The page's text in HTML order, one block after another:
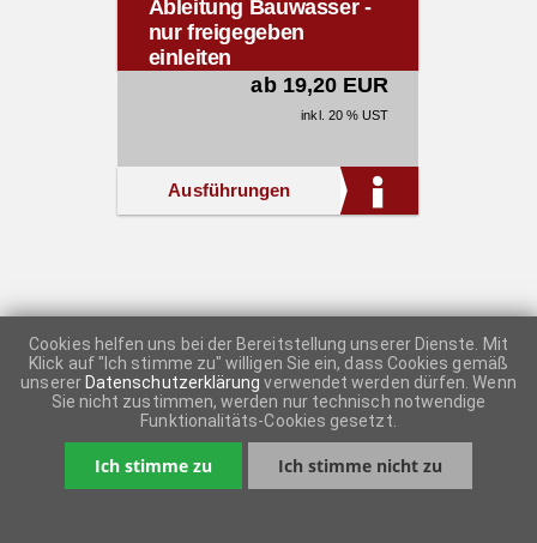
Cookies helfen uns bei der Bereitstellung unserer Dienste. Mit
Klick auf "Ich stimme zu" willigen Sie ein, dass Cookies gemäß
unserer Datenschutzerklärung verwendet werden dürfen. Wenn
Sie nicht zustimmen, werden nur technisch notwendige
Funktionalitäts-Cookies gesetzt.
Ich stimme zu Ich stimme nicht zu
Ableitung Bauwasser -
nur freigegeben
einleiten
ab 19,20 EUR
inkl. 20 % UST
Ausführungen